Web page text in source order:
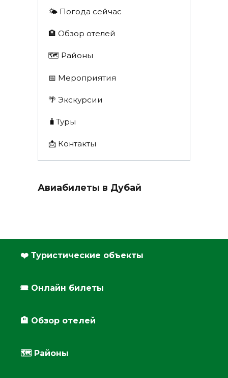
🌤️ Погода сейчас
🏨 Обзор отелей
🗺 Районы
📅 Мероприятия
🌴 Экскурсии
🧳Туры
📩 Контакты
Авиабилеты в Дубай
❤️ Туристические объекты
🎟️ Онлайн билеты
🏨 Обзор отелей
🗺 Районы